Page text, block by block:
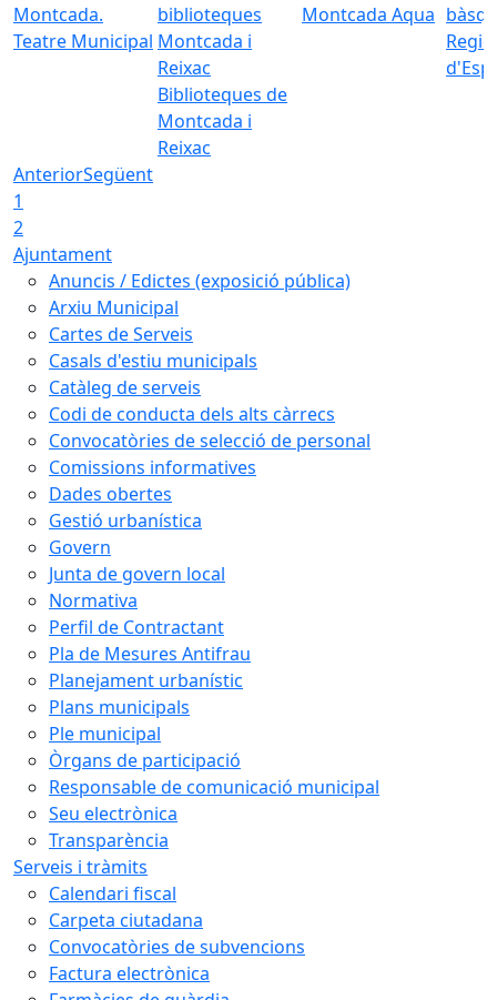
Teatre Municipal
Biblioteques de
Montcada i
Reixac
Montcada Aqua
AnteriorSegüent
1
2
Ajuntament
Anuncis / Edictes (exposició pública)
Arxiu Municipal
Cartes de Serveis
Casals d'estiu municipals
Catàleg de serveis
Codi de conducta dels alts càrrecs
Convocatòries de selecció de personal
Comissions informatives
Dades obertes
Gestió urbanística
Govern
Junta de govern local
Normativa
Perfil de Contractant
Pla de Mesures Antifrau
Planejament urbanístic
Plans municipals
Ple municipal
Òrgans de participació
Responsable de comunicació municipal
Seu electrònica
Transparència
Serveis i tràmits
Calendari fiscal
Carpeta ciutadana
Convocatòries de subvencions
Factura electrònica